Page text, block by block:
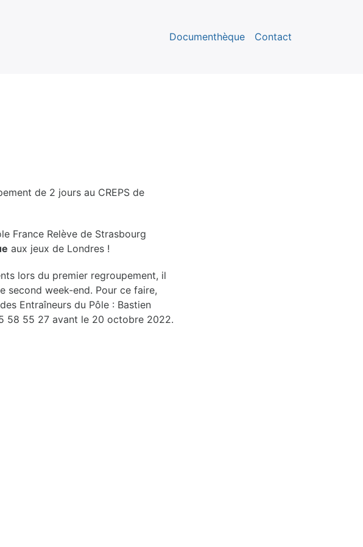
Documenthèque Contact
de 2 jours au CREPS de
France Relève de Strasbourg
aux jeux de Londres !
lors du premier regroupement, il
second week-end. Pour ce faire,
Entraîneurs du Pôle : Bastien
58 55 27 avant le 20 octobre 2022.